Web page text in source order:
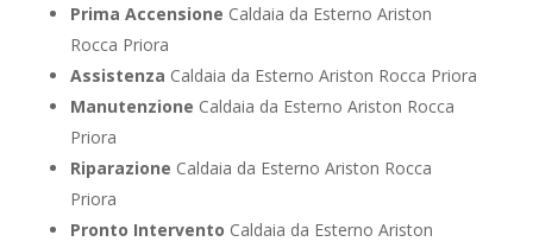
Prima Accensione Caldaia da Esterno Ariston
Rocca Priora
Assistenza Caldaia da Esterno Ariston Rocca Priora
Manutenzione Caldaia da Esterno Ariston Rocca
Priora
Riparazione Caldaia da Esterno Ariston Rocca
Priora
Pronto Intervento Caldaia da Esterno Ariston